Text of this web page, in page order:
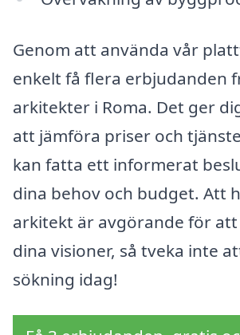
Genom att använda vår
enkelt få flera erbjudanden
arkitekter i Roma. Det ger
att jämföra priser och
kan fatta ett informerat
dina behov och budget. Att
arkitekt är avgörande för
dina visioner, så tveka inte
sökning idag!